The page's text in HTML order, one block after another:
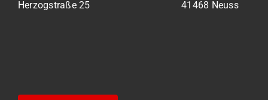
Herzogstraße 25 41468 Neuss